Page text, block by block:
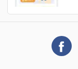
保険料の支払い方法
生命保険料控除に
契約更新を迎えるご
ライフネット生命公